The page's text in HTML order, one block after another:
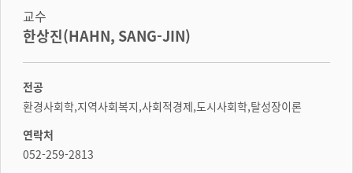
교수
한상진(HAHN, SANG-JIN)
전공
환경사회학,지역사회복지,사회적경제,도시사회학,탈성장이론
연락처
052-259-2813